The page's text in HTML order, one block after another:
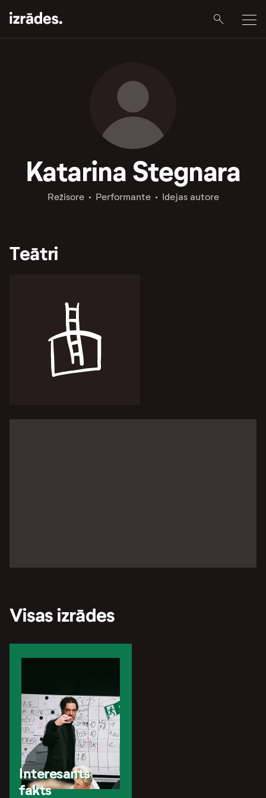
Katarina Stegnara
Režisore Performante Idejas autore
Teātri
Visas izrādes
Interesants
fakts